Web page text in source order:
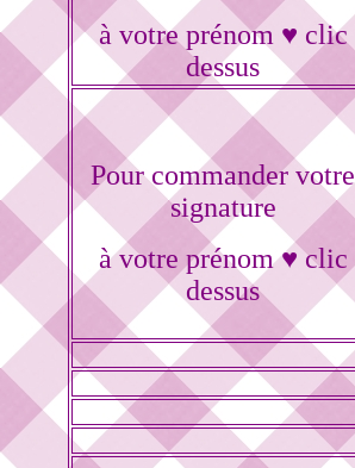
à votre prénom ♥ clic
dessus
Pour commander votre
signature
à votre prénom ♥ clic
dessus